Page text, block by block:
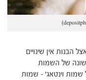
הבנות אין שינויים
של השמות
שמות וינטאג' – שמות